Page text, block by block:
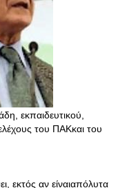
εκπαιδευτικού,
του ΠΑΚκαι του
εκτός αν είναιαπόλυτα